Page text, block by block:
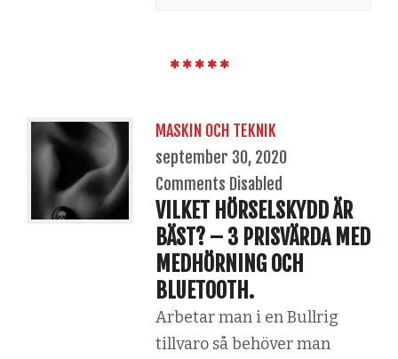
MASKIN OCH TEKNIK
september 30, 2020
Comments Disabled
VILKET HÖRSELSKYDD ÄR
BÄST? – 3 PRISVÄRDA MED
MEDHÖRNING OCH
BLUETOOTH.
Arbetar man i en Bullrig
tillvaro så behöver man